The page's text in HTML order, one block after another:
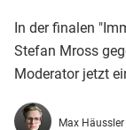
In der finalen
Stefan Mross
Moderator jetzt
Max Häussler